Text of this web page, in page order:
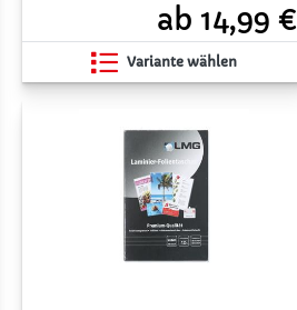
ab 14,99 €
Variante wählen